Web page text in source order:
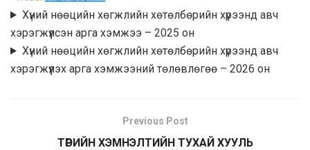
Хүний нөөцийн хөгжлийн хөтөлбөрийн хүрээнд авч
хэрэгжүүлсэн арга хэмжээ – 2025 он
Хүний нөөцийн хөгжлийн хөтөлбөрийн хүрээнд авч
хэрэгжүүлэх арга хэмжээний төлөвлөгөө – 2026 он
Previous Post
ТӨРИЙН ХЭМНЭЛТИЙН ТУХАЙ ХУУЛЬ